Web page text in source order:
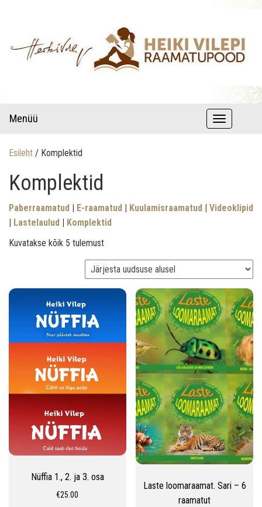
Lastekirjandus – Heiki Vilepi
T
i
g
t
i
o
n
Menüü
Esileht / Komplektid
Komplektid
Paberraamatud E-raamatud Kuulamisraamatud
Videoklipid
Lastelaulud
Komplektid
Kuvatakse kõik 5 tulemustSorditud uusimate järgi
Nüffia 1., 2. ja 3. osa
€25.00
Laste loomaraamat. Sari – 6
raamatut